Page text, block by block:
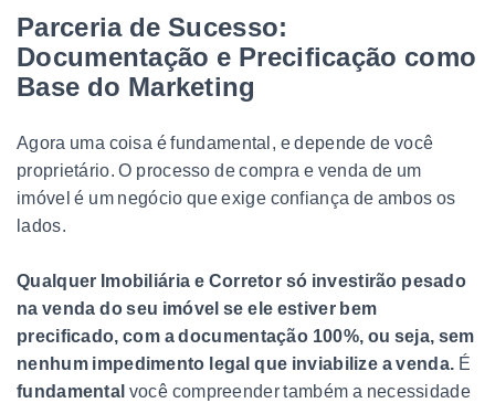
Parceria de Sucesso:
Documentação e Precificação como
Base do Marketing
Agora uma coisa é fundamental, e depende de você
proprietário. O processo de compra e venda de um
imóvel é um negócio que exige confiança de ambos os
lados.
Qualquer Imobiliária e Corretor só investirão pesado
na venda do seu imóvel se ele estiver bem
precificado, com a documentação 100%, ou seja, sem
nenhum impedimento legal que inviabilize a venda. É
fundamental você compreender também a necessidade